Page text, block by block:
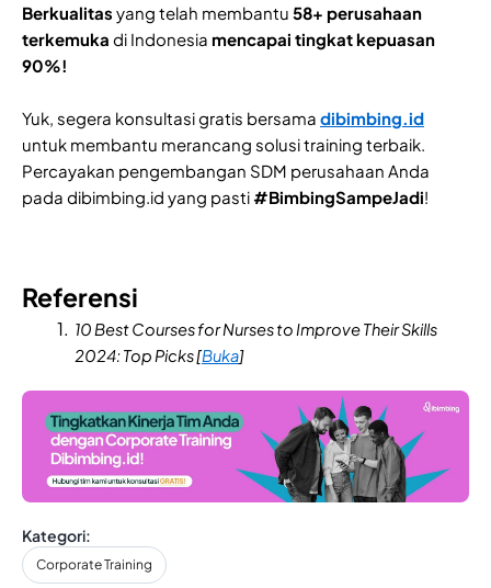
Berkualitas yang telah membantu 58+ perusahaan
terkemuka di Indonesia mencapai tingkat kepuasan
90%!
Yuk, segera konsultasi gratis bersama dibimbing.id
untuk membantu merancang solusi training terbaik.
Percayakan pengembangan SDM perusahaan Anda
pada dibimbing.id yang pasti #BimbingSampeJadi!
Referensi
10 Best Courses for Nurses to Improve Their Skills
2024: Top Picks [Buka]
Kategori:
Corporate Training